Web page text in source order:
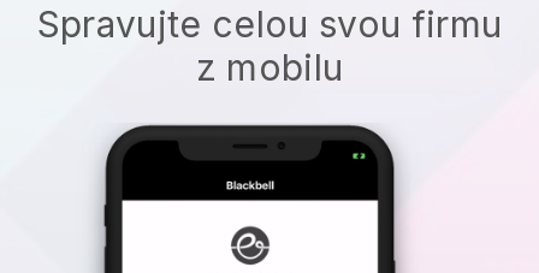
Spravujte celou svou firmu
z mobilu